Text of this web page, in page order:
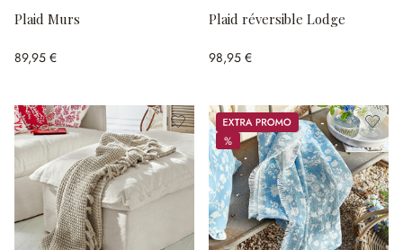
Plaid Murs
89,95 €
Plaid réversible Lodge
98,95 €
Promos
%
%